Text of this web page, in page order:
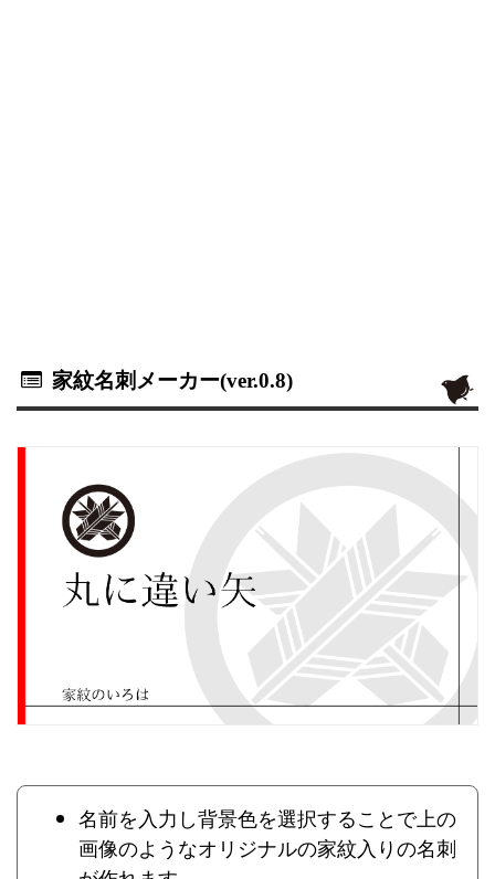
家紋名刺メーカー(ver.0.8)
名前を入力し背景色を選択することで上の
画像のようなオリジナルの家紋入りの名刺